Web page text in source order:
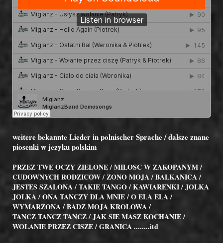
weitere bekannte Lieder in polnischer Sprache / dalsze znane
piosenki w jezyku polskim
PRZEZ TWE OCZY ZIELONE / MILOSC W ZAKOPANYM /
CUDOWNYCH RODZICOW / ZONO MOJA / BALKANICA /
JESTES SZALONA / TAKIE TANGO / KAWIARENKI / JOLKA
JOLKA / ONA TANCZY DLA MNIE /O ELA ELA /
WYMARZONA / BADZ MOJA KROLOWA /
TANCZ TANCZ TANCZ / JAK SIE MASZ KOCHANIE /
WOLANIE PRZEZ CISZE / GRANICA ........itd